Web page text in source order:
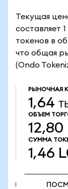
Текущая
составляет
токенов в
что общая
(Ondo
РЫНОЧНАЯ
1,64
ОБЪЕМ
12,80
СУММА
1,46